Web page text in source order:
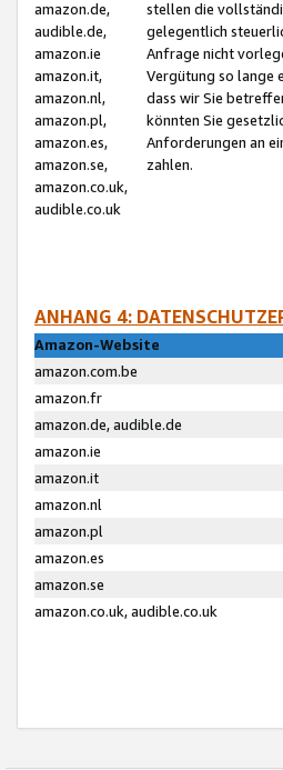
amazon.de,
audible.de,
amazon.ie
amazon.it,
amazon.nl,
amazon.pl,
amazon.es,
amazon.se,
amazon.co.uk,
audible.co.uk
stellen die
gelegentlich
Anfrage nicht
Vergütung so lange
dass wir Sie
könnten Sie
Anforderungen an
zahlen.
ANHANG 4:
Amazon-Website
amazon.com.be
amazon.fr
amazon.de, audible.de
amazon.ie
amazon.it
amazon.nl
amazon.pl
amazon.es
amazon.se
amazon.co.uk, audible.co.uk